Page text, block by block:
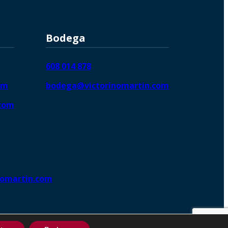
Bodega
608 014 878
bodega@victorinomartin.com
DigitalGrowthⓇ